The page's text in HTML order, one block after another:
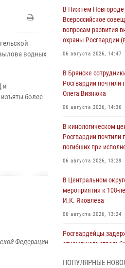
водных
и
более
Федерации
В Нижнем Новгороде
Всероссийское
вопросам развития
охраны Росгвардии
06 августа 2026, 14:47
В Брянске
Росгвардии почтили
Олега Визнюка
06 августа 2026, 14:36
В кинологическом
Росгвардии почтили
погибших при
06 августа 2026, 13:29
В Центральном
мероприятия к
И.К. Яковлева
06 августа 2026, 13:24
Росгвардейцы
открывшего
ПОПУЛЯРНЫЕ